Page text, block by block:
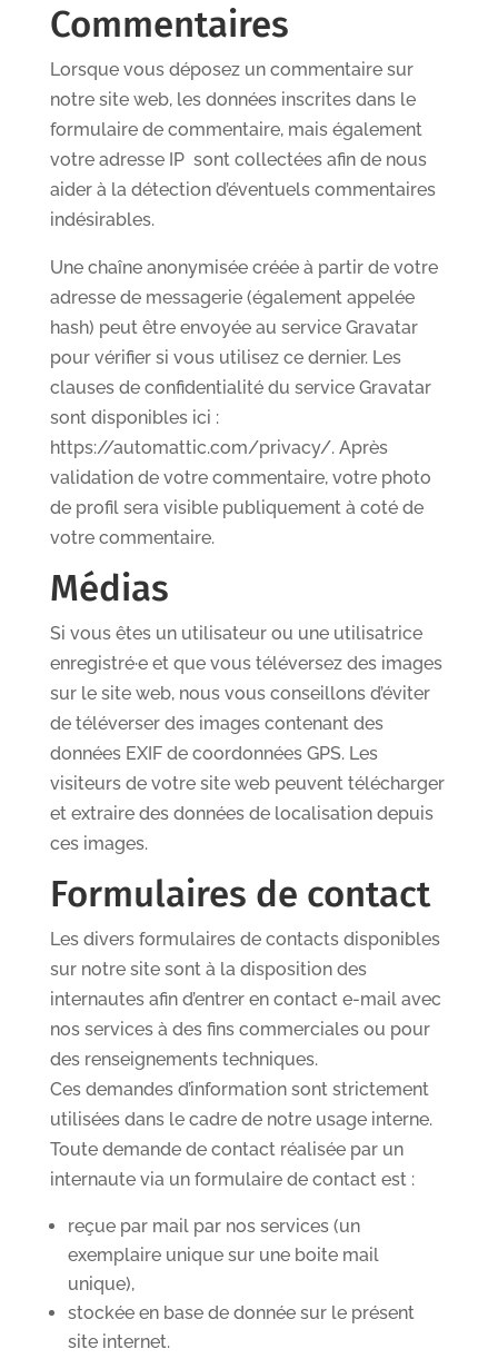
Commentaires
Lorsque vous déposez un commentaire sur
notre site web, les données inscrites dans le
formulaire de commentaire, mais également
votre adresse IP sont collectées afin de nous
aider à la détection d’éventuels commentaires
indésirables.
Une chaîne anonymisée créée à partir de votre
adresse de messagerie (également appelée
hash) peut être envoyée au service Gravatar
pour vérifier si vous utilisez ce dernier. Les
clauses de confidentialité du service Gravatar
sont disponibles ici :
https://automattic.com/privacy/. Après
validation de votre commentaire, votre photo
de profil sera visible publiquement à coté de
votre commentaire.
Médias
Si vous êtes un utilisateur ou une utilisatrice
enregistré·e et que vous téléversez des images
sur le site web, nous vous conseillons d’éviter
de téléverser des images contenant des
données EXIF de coordonnées GPS. Les
visiteurs de votre site web peuvent télécharger
et extraire des données de localisation depuis
ces images.
Formulaires de contact
Les divers formulaires de contacts disponibles
sur notre site sont à la disposition des
internautes afin d’entrer en contact e-mail avec
nos services à des fins commerciales ou pour
des renseignements techniques.
Ces demandes d’information sont strictement
utilisées dans le cadre de notre usage interne.
Toute demande de contact réalisée par un
internaute via un formulaire de contact est :
reçue par mail par nos services (un
exemplaire unique sur une boite mail
unique),
stockée en base de donnée sur le présent
site internet.